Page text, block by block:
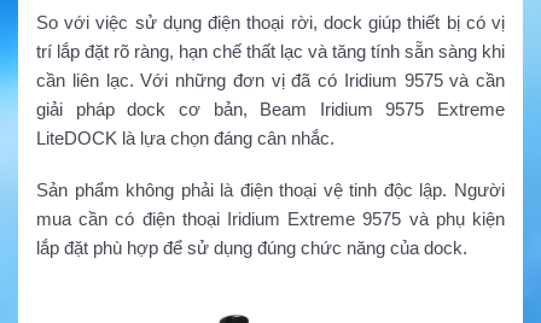
So với việc sử dụng điện thoại rời, dock giúp thiết bị có vị
trí lắp đặt rõ ràng, hạn chế thất lạc và tăng tính sẵn sàng khi
cần liên lạc. Với những đơn vị đã có Iridium 9575 và cần
giải pháp dock cơ bản, Beam Iridium 9575 Extreme
LiteDOCK là lựa chọn đáng cân nhắc.
Sản phẩm không phải là điện thoại vệ tinh độc lập. Người
mua cần có điện thoại Iridium Extreme 9575 và phụ kiện
lắp đặt phù hợp để sử dụng đúng chức năng của dock.